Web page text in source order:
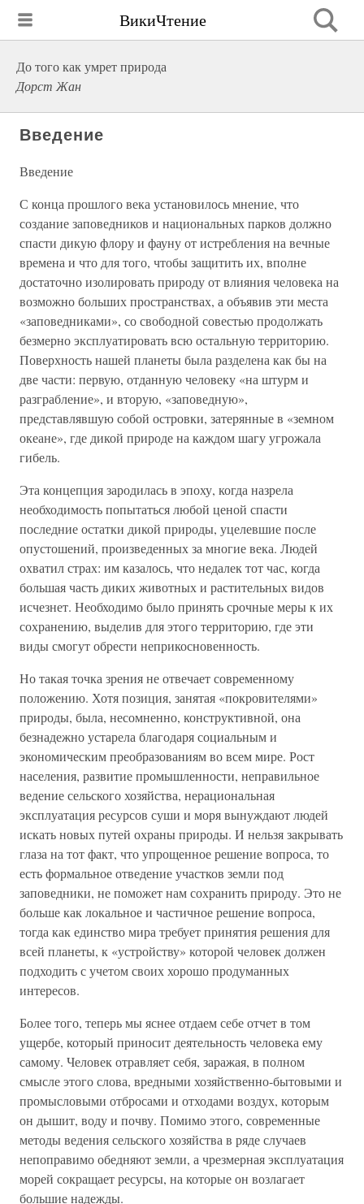
ВикиЧтение
До того как умрет природа
Дорст Жан
Введение
Введение
С конца прошлого века установилось мнение, что
создание заповедников и национальных парков должно
спасти дикую флору и фауну от истребления на вечные
времена и что для того, чтобы защитить их, вполне
достаточно изолировать природу от влияния человека на
возможно больших пространствах, а объявив эти места
«заповедниками», со свободной совестью продолжать
безмерно эксплуатировать всю остальную территорию.
Поверхность нашей планеты была разделена как бы на
две части: первую, отданную человеку «на штурм и
разграбление», и вторую, «заповедную»,
представлявшую собой островки, затерянные в «земном
океане», где дикой природе на каждом шагу угрожала
гибель.
Эта концепция зародилась в эпоху, когда назрела
необходимость попытаться любой ценой спасти
последние остатки дикой природы, уцелевшие после
опустошений, произведенных за многие века. Людей
охватил страх: им казалось, что недалек тот час, когда
большая часть диких животных и растительных видов
исчезнет. Необходимо было принять срочные меры к их
сохранению, выделив для этого территорию, где эти
виды смогут обрести неприкосновенность.
Но такая точка зрения не отвечает современному
положению. Хотя позиция, занятая «покровителями»
природы, была, несомненно, конструктивной, она
безнадежно устарела благодаря социальным и
экономическим преобразованиям во всем мире. Рост
населения, развитие промышленности, неправильное
ведение сельского хозяйства, нерациональная
эксплуатация ресурсов суши и моря вынуждают людей
искать новых путей охраны природы. И нельзя закрывать
глаза на тот факт, что упрощенное решение вопроса, то
есть формальное отведение участков земли под
заповедники, не поможет нам сохранить природу. Это не
больше как локальное и частичное решение вопроса,
тогда как единство мира требует принятия решения для
всей планеты, к «устройству» которой человек должен
подходить с учетом своих хорошо продуманных
интересов.
Более того, теперь мы яснее отдаем себе отчет в том
ущербе, который приносит деятельность человека ему
самому. Человек отравляет себя, заражая, в полном
смысле этого слова, вредными хозяйственно-бытовыми и
промысловыми отбросами и отходами воздух, которым
он дышит, воду и почву. Помимо этого, современные
методы ведения сельского хозяйства в ряде случаев
непоправимо обедняют земли, а чрезмерная эксплуатация
морей сокращает ресурсы, на которые он возлагает
большие надежды.